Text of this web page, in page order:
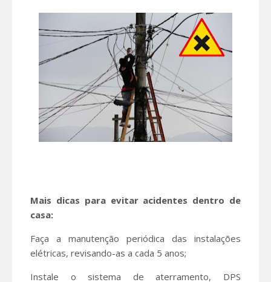
Mais dicas para evitar acidentes dentro de
casa:
Faça a manutenção periódica das instalações
elétricas, revisando-as a cada 5 anos;
Instale o sistema de aterramento, DPS